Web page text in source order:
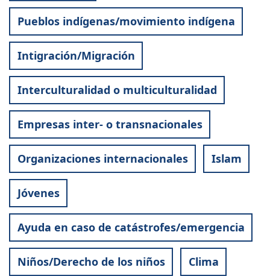
Pueblos indígenas/movimiento indígena
Intigración/Migración
Interculturalidad o multiculturalidad
Empresas inter- o transnacionales
Organizaciones internacionales Islam
Jóvenes
Ayuda en caso de catástrofes/emergencia
Niños/Derecho de los niños Clima